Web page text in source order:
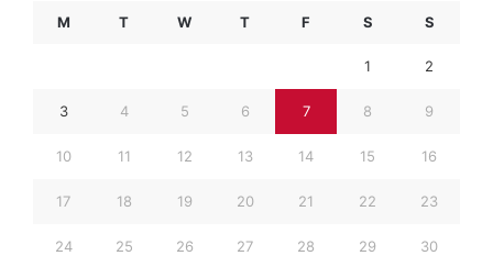
M T W T F S S
1 2
3 4 5 6 7 8 9
10 11 12 13 14 15 16
17 18 19 20 21 22 23
24 25 26 27 28 29 30